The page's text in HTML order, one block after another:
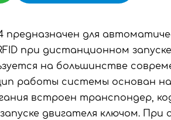
предназначен для
при дистанционном
на большинстве
работы системы основан
встроен транспондер,
двигателя ключом.